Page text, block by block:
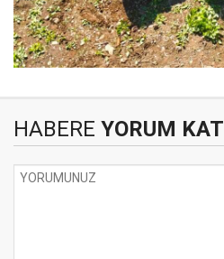
HABERE YORUM KAT